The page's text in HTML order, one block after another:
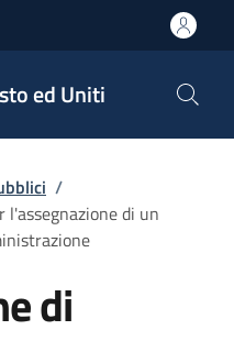
ed Uniti
/
di un
di